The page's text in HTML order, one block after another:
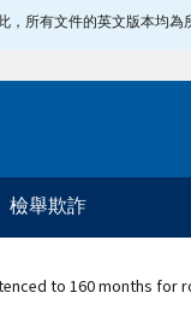
所有文件的英文版本均為
檢舉欺詐
to 160 months for